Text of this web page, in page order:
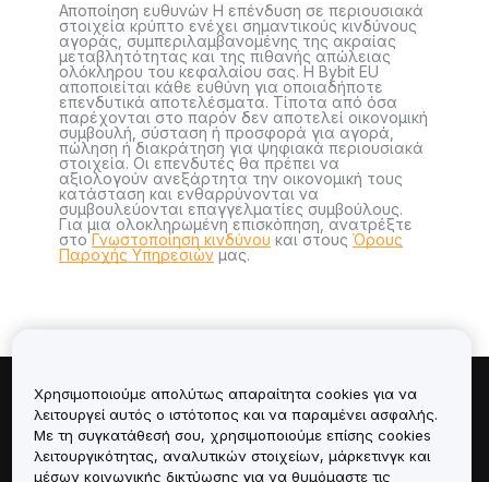
Αποποίηση ευθυνών Η επένδυση σε περιουσιακά
στοιχεία κρύπτο ενέχει σημαντικούς κινδύνους
αγοράς, συμπεριλαμβανομένης της ακραίας
μεταβλητότητας και της πιθανής απώλειας
ολόκληρου του κεφαλαίου σας. Η Bybit EU
αποποιείται κάθε ευθύνη για οποιαδήποτε
επενδυτικά αποτελέσματα. Τίποτα από όσα
παρέχονται στο παρόν δεν αποτελεί οικονομική
συμβουλή, σύσταση ή προσφορά για αγορά,
πώληση ή διακράτηση για ψηφιακά περιουσιακά
στοιχεία. Οι επενδυτές θα πρέπει να
αξιολογούν ανεξάρτητα την οικονομική τους
κατάσταση και ενθαρρύνονται να
συμβουλεύονται επαγγελματίες συμβούλους.
Για μια ολοκληρωμένη επισκόπηση, ανατρέξτε
στοΓνωστοποίηση κινδύνου και στους Όρους
Παροχής Υπηρεσιών μας.
Πληροφορίες για
Υπηρεσίες
Χρησιμοποιούμε απολύτως απαραίτητα cookies για να
λειτουργεί αυτός ο ιστότοπος και να παραμένει ασφαλής.
Με τη συγκατάθεσή σου, χρησιμοποιούμε επίσης cookies
λειτουργικότητας, αναλυτικών στοιχείων, μάρκετινγκ και
μέσων κοινωνικής δικτύωσης για να θυμόμαστε τις